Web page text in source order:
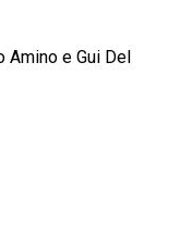
Amino e Gui Del